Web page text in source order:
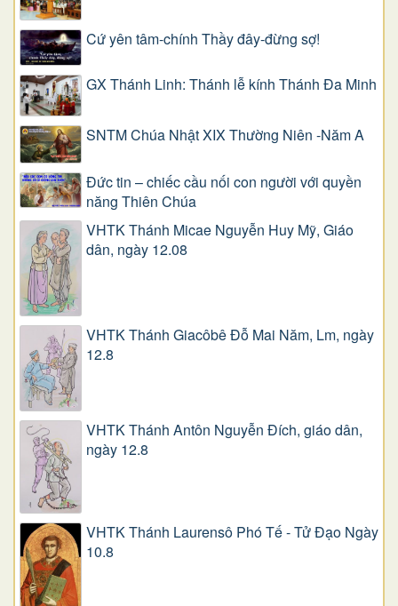
Cứ yên tâm-chính Thầy đây-đừng sợ!
GX Thánh Linh: Thánh lễ kính Thánh Đa Minh
SNTM Chúa Nhật XIX Thường Niên -Năm A
Đức tin – chiếc cầu nối con người với quyền
năng Thiên Chúa
VHTK Thánh Micae Nguyễn Huy Mỹ, Giáo
dân, ngày 12.08
VHTK Thánh Giacôbê Ðỗ Mai Năm, Lm, ngày
12.8
VHTK Thánh Antôn Nguyễn Ðích, giáo dân,
ngày 12.8
VHTK Thánh Laurensô Phó Tế - Tử Đạo Ngày
10.8